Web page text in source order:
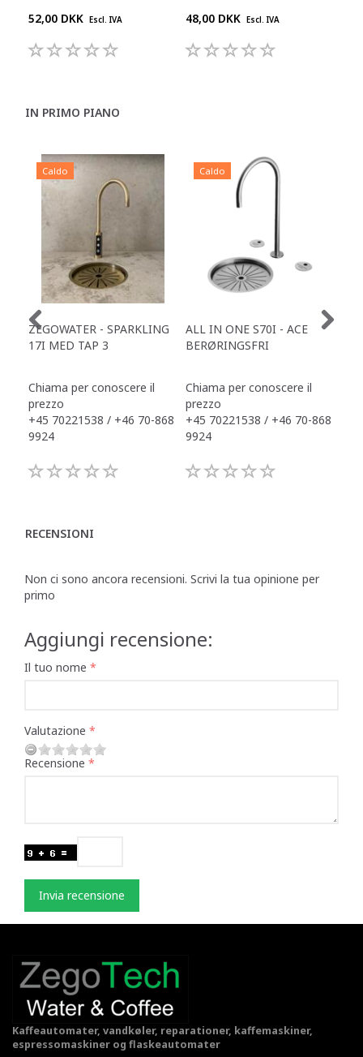
52,00 DKK
Escl. IVA 48,00 DKK Escl. IVA
IN PRIMO PIANO
Caldo
ZEGOWATER - SPARKLING
17I MED TAP 3
Chiama per conoscere il
prezzo
+45 70221538 / +46 70-868
9924
Caldo
ALL IN ONE S70I - ACE
BERØRINGSFRI
Chiama per conoscere il
prezzo
+45 70221538 / +46 70-868
9924
RECENSIONI
Non ci sono ancora recensioni. Scrivi la tua opinione per
primo
Aggiungi recensione:
Il tuo nome
Valutazione
Recensione
Invia recensione
Kaffeautomater, vandkøler, reparationer, kaffemaskiner,
espressomaskiner og flaskeautomater